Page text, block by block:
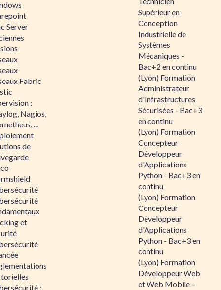
Server
Fabric
:
Nagios,
...
de
et
:
Supérieur en
Conception
Industrielle de
Systèmes
Mécaniques -
Bac+2 en continu
(Lyon) Formation
Administrateur
d'Infrastructures
Sécurisées - Bac+3
en continu
(Lyon) Formation
Concepteur
Développeur
d'Applications
Python - Bac+3 en
continu
(Lyon) Formation
Concepteur
Développeur
d'Applications
Python - Bac+3 en
continu
(Lyon) Formation
Développeur Web
et Web Mobile –